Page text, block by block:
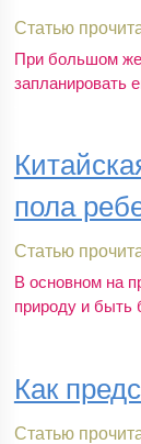
Статью
При большом
запланировать
пола
Статью
В основном на
природу и быть
Как
Статью